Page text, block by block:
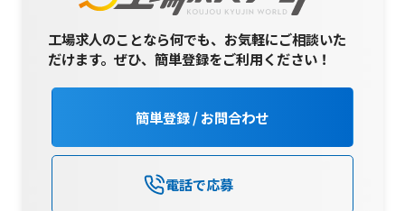
工場求人のことなら何でも、お気軽にご相談いた
だけます。ぜひ、簡単登録をご利用ください！
簡単登録 / お問合わせ
電話で応募